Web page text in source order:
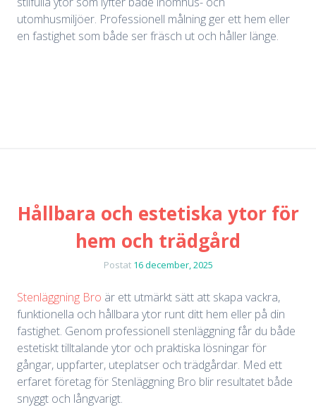
utomhusmiljöer. Professionell målning ger ett hem eller
en fastighet som både ser fräsch ut och håller länge.
Hållbara och estetiska ytor för
hem och trädgård
Postat 16 december, 2025
Stenläggning Bro är ett utmärkt sätt att skapa vackra,
funktionella och hållbara ytor runt ditt hem eller på din
fastighet. Genom professionell stenläggning får du både
estetiskt tilltalande ytor och praktiska lösningar för
gångar, uppfarter, uteplatser och trädgårdar. Med ett
erfaret företag för Stenläggning Bro blir resultatet både
snyggt och långvarigt.